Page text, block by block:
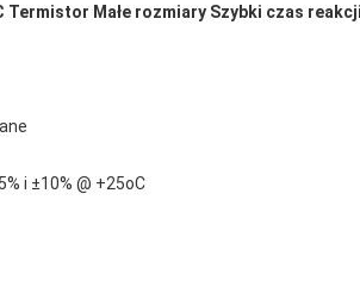
Termistor Małe rozmiary Szybki czas reakcji
i ±10% @ +25oC